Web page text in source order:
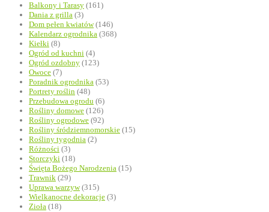
Balkony i Tarasy (161)
Dania z grilla (3)
Dom pełen kwiatów(146)
Kalendarz ogrodnika (368)
Kiełki (8)
Ogród od kuchni (4)
Ogród ozdobny (123)
Owoce (7)
Poradnik ogrodnika (53)
Portrety roślin (48)
Przebudowa ogrodu (6)
Rośliny domowe (126)
Rośliny ogrodowe (92)
Rośliny śródziemnomorskie (15)
Rośliny tygodnia (2)
Różności (3)
Storczyki (18)
Święta Bożego Narodzenia (15)
Trawnik (29)
Uprawa warzyw(315)
Wielkanocne dekoracje (3)
Zioła (18)